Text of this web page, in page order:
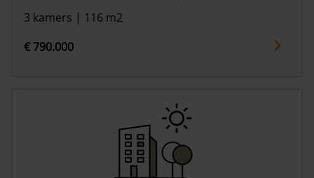
3 kamers | 116 m2
€ 790.000